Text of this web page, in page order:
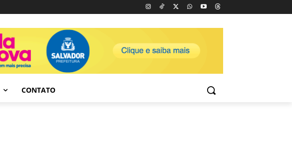
CONTATO